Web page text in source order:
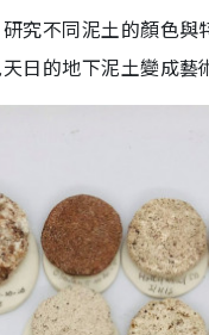
究不同泥土的顏色
日的地下泥土變成